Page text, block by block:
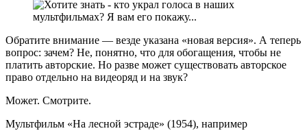
Обратите внимание — везде указана «новая версия». А теперь
вопрос: зачем? Не, понятно, что для обогащения, чтобы не
платить авторские. Но разве может существовать авторское
право отдельно на видеоряд и на звук?
Может. Смотрите.
Мультфильм «На лесной эстраде» (1954), например